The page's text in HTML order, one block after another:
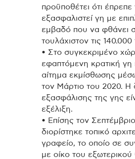
προϋποθέτει ότι έπρεπε
εξασφαλιστεί γη με
εμβαδό που να φθάνει
τουλάχιστον τις 140.000
• Στο συγκεκριμένο
εφαπτόμενη κρατική γη
αίτημα εκμίσθωσης
τον Μάρτιο του 2020. Η
εξασφάλισης της γης
εξέλιξη.
• Επίσης τον
διορίστηκε τοπικό
γραφείο, το οποίο σε
με οίκο του εξωτερικού